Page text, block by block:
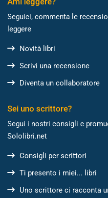
Seguici, commenta le
leggere
Novità libri
Scrivi una recensione
Diventa un collaboratore
Sei uno scrittore?
Segui i nostri consigli e
Sololibri.net
Consigli per scrittori
Ti presento i miei... libri
Uno scrittore ci racconta